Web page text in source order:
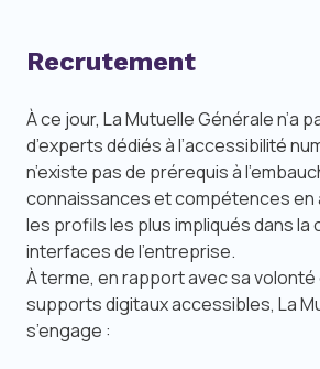
Recrutement
À ce jour, La Mutuelle Générale n’a
d’experts dédiés à l’accessibilité
n’existe pas de prérequis à
connaissances et compétences
les profils les plus impliqués dans la
interfaces de l’entreprise.
À terme, en rapport avec sa
supports digitaux accessibles, La
s’engage :